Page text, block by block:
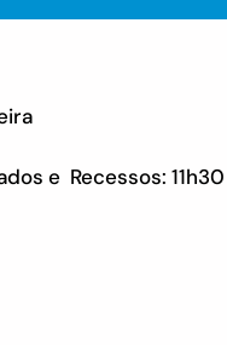
e Recessos: